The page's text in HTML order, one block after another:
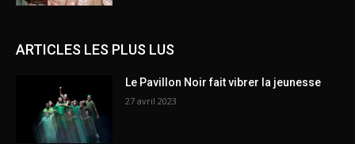
ARTICLES LES PLUS LUS
Le Pavillon Noir fait vibrer la jeunesse
27 avril 2023